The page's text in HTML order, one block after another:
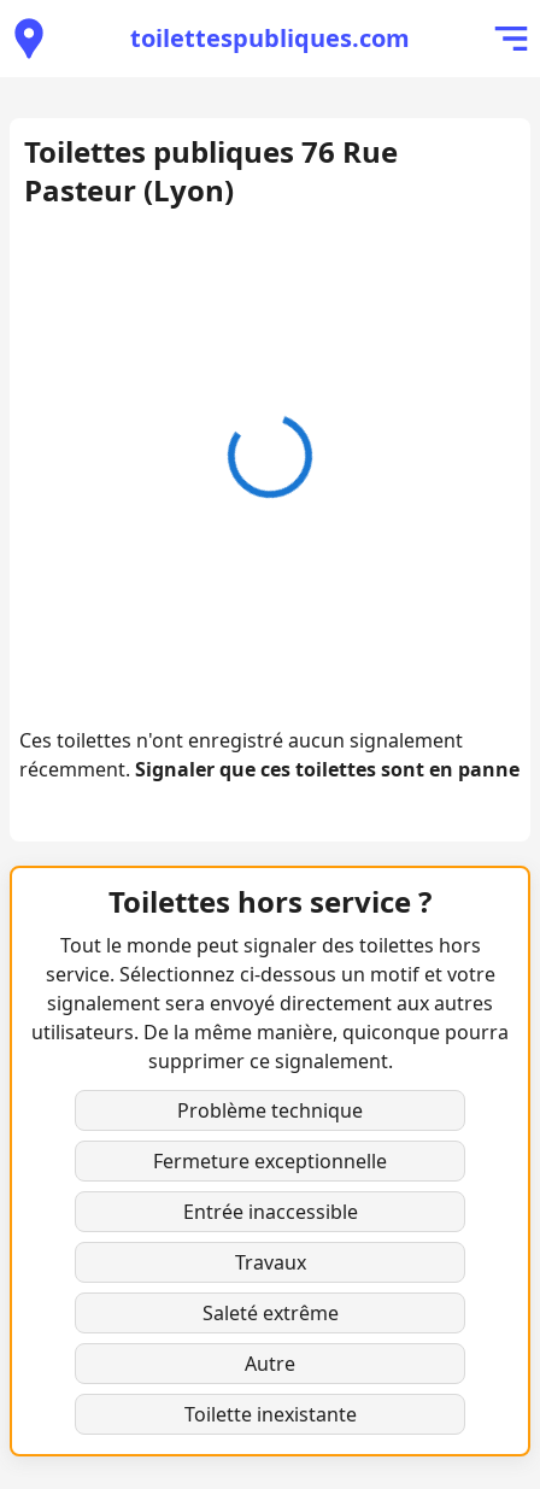
toilettespubliques.com
Toilettes publiques 76 Rue
Pasteur (Lyon)
Ces toilettes n'ont enregistré aucun signalement
récemment. Signaler que ces toilettes sont en panne
Toilettes hors service ?
Tout le monde peut signaler des toilettes hors
service. Sélectionnez ci-dessous un motif et votre
signalement sera envoyé directement aux autres
utilisateurs. De la même manière, quiconque pourra
supprimer ce signalement.
Problème technique
Fermeture exceptionnelle
Entrée inaccessible
Travaux
Saleté extrême
Autre
Toilette inexistante